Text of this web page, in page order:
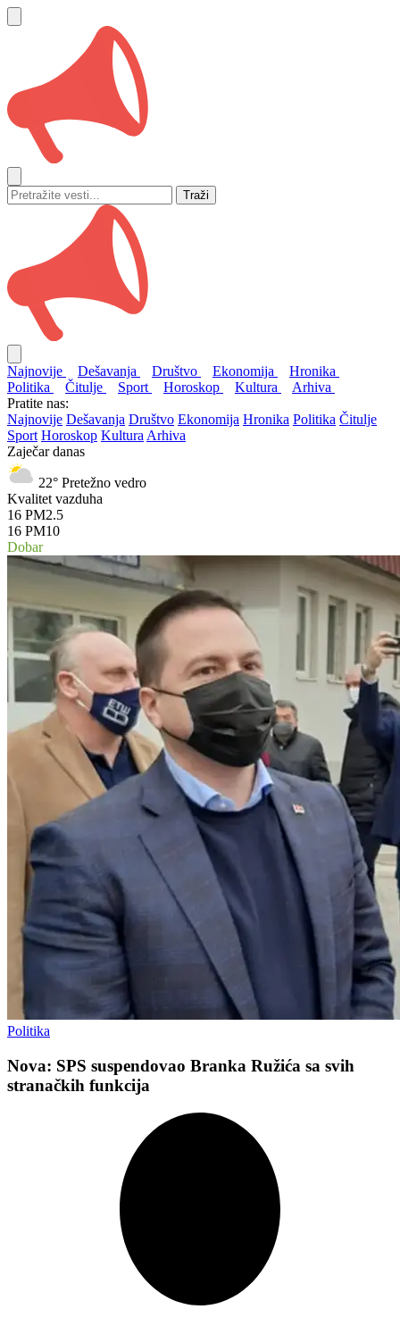
Traži
Najnovije Dešavanja Društvo Ekonomija
Hronika
Politika
Čitulje Sport Horoskop Kultura
Arhiva
Pratite nas:
Najnovije Dešavanja Društvo Ekonomija Hronika Politika Čitulje
Sport Horoskop Kultura Arhiva
Zaječar danas
22° Pretežno vedro
Kvalitet vazduha
16 PM2.5
16 PM10
Dobar
Politika
Nova: SPS suspendovao Branka Ružića sa svih
stranačkih funkcija